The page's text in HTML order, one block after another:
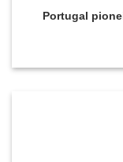
Portugal